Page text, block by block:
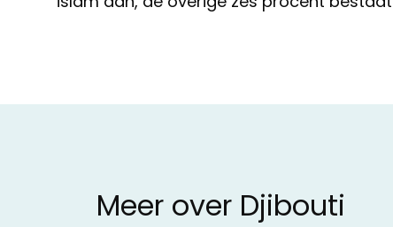
Meer over Djibouti